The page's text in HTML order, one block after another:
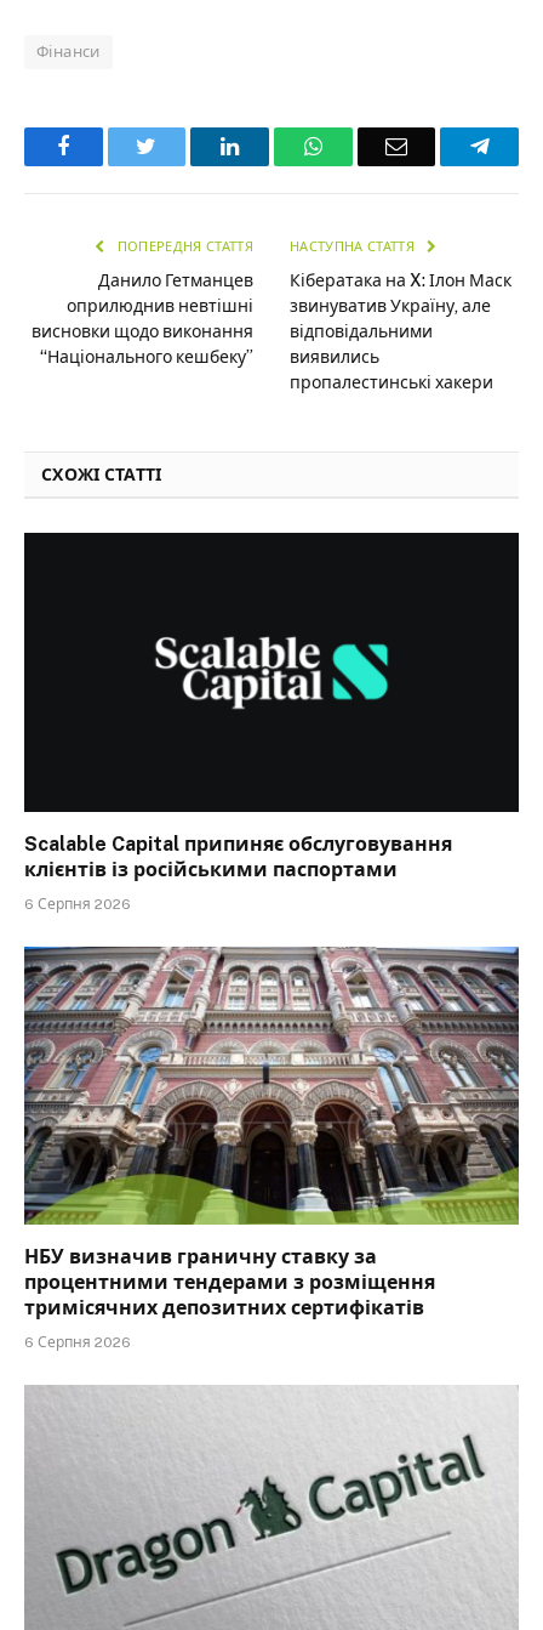
Фінанси
Facebook LinkedInWhatsAppEmail
ПОПЕРЕДНЯ СТАТТЯ
Данило Гетманцев
оприлюднив невтішні
висновки щодо виконання
“Національного кешбеку”
НАСТУПНА СТАТТЯ
Кібератака на X: Ілон Маск
звинуватив Україну, але
відповідальними
виявились
пропалестинські хакери
СХОЖІ СТАТТІ
Scalable Capital припиняє обслуговування
клієнтів із російськими паспортами
6 Серпня 2026
НБУ визначив граничну ставку за
процентними тендерами з розміщення
тримісячних депозитних сертифікатів
6 Серпня 2026